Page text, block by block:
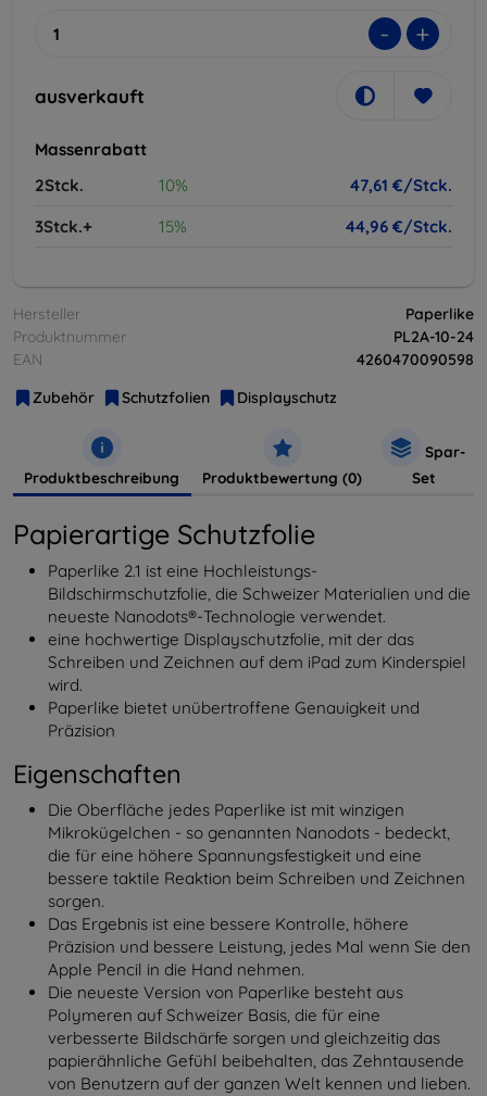
- +
ausverkauft
Massenrabatt
2Stck.
10%
47,61 €/Stck.
3Stck.+
15% 44,96 €/Stck.
Hersteller
Paperlike
Produktnummer
PL2A-10-24
EAN
4260470090598
Zubehör
Schutzfolien Displayschutz
Produktbeschreibung Produktbewertung (0)
Spar-
Set
Papierartige Schutzfolie
Paperlike 2.1 ist eine Hochleistungs-
Bildschirmschutzfolie, die Schweizer Materialien und die
neueste Nanodots®-Technologie verwendet.
eine hochwertige Displayschutzfolie, mit der das
Schreiben und Zeichnen auf dem iPad zum Kinderspiel
wird.
Paperlike bietet unübertroffene Genauigkeit und
Präzision
Eigenschaften
Die Oberfläche jedes Paperlike ist mit winzigen
Mikrokügelchen - so genannten Nanodots - bedeckt,
die für eine höhere Spannungsfestigkeit und eine
bessere taktile Reaktion beim Schreiben und Zeichnen
sorgen.
Das Ergebnis ist eine bessere Kontrolle, höhere
Präzision und bessere Leistung, jedes Mal wenn Sie den
Apple Pencil in die Hand nehmen.
Die neueste Version von Paperlike besteht aus
Polymeren auf Schweizer Basis, die für eine
verbesserte Bildschärfe sorgen und gleichzeitig das
papierähnliche Gefühl beibehalten, das Zehntausende
von Benutzern auf der ganzen Welt kennen und lieben.